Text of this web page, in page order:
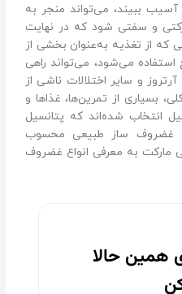
ببیند، می‌تواند منجر به
و سفتی شود که در نهایت
از تغذیه به‌عنوان بخشی از
استفاده می‌شود، می‌تواند راهی
آرتروز و سایر اختلالات ناشی از
بسیاری از تمرین‌ها، غذاها و
انتخاب شده‌اند که پتانسیل
غضروف ساز طبیعی محسوب
مارکت به معرفی انواع غضروف